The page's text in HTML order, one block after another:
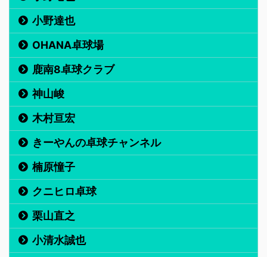
小野達也
OHANA卓球場
鹿南8卓球クラブ
神山峻
木村亘宏
きーやんの卓球チャンネル
楠原憧子
クニヒロ卓球
栗山直之
小清水誠也